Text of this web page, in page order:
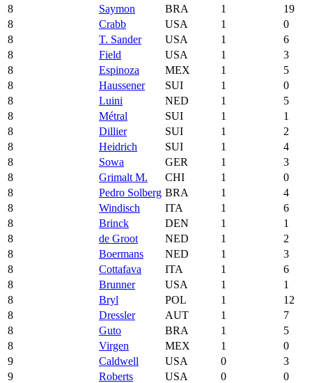
8
Saymon BRA 1
19
8
Crabb USA 1
0
8
T. Sander USA 1
6
8
Field USA 1
3
8
Espinoza MEX 1
5
8
Haussener SUI 1
0
8
Luini NED 1
5
8
Métral SUI 1
1
8
Dillier SUI 1
2
8
Heidrich SUI 1
4
8
Sowa GER 1
3
8
Grimalt M. CHI 1
0
8
Pedro Solberg BRA 1
4
8
Windisch ITA 1
6
8
Brinck DEN 1
1
8
de Groot NED 1
2
8
Boermans NED 1
3
8
Cottafava ITA 1
6
8
Brunner USA 1
1
8
Bryl POL 1
12
8
Dressler AUT 1
7
8
Guto BRA 1
5
8
Virgen MEX 1
0
9
Caldwell USA 0
3
9
Roberts USA 0
0